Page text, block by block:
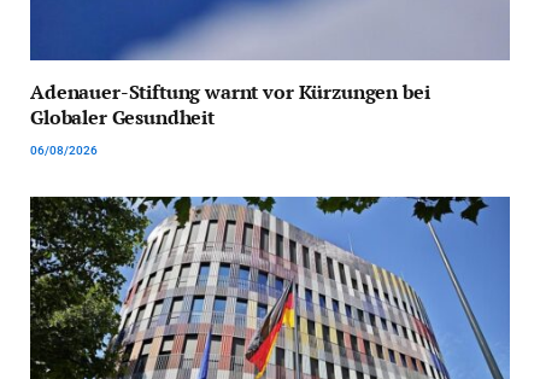
Adenauer-Stiftung warnt vor Kürzungen bei
Globaler Gesundheit
06/08/2026